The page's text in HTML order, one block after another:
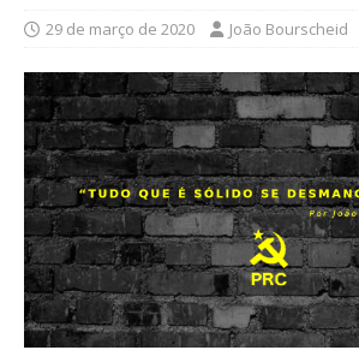
29 de março de 2020 João Bourscheid